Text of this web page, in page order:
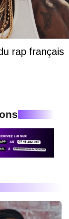
rap français